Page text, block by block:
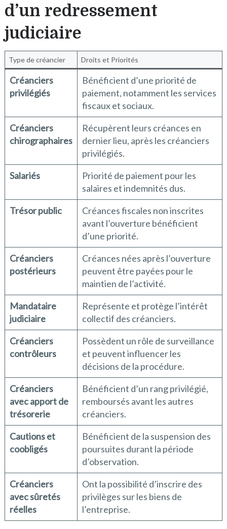
d’un redressement
judiciaire
Type de créancier Droits et Priorités
Créanciers
privilégiés
Bénéficient d’une priorité de
paiement, notamment les services
fiscaux et sociaux.
Créanciers
chirographaires
Récupèrent leurs créances en
dernier lieu, après les créanciers
privilégiés.
Salariés
Priorité de paiement pour les
salaires et indemnités dus.
Trésor public
Créances fiscales non inscrites
avant l’ouverture bénéficient
d’une priorité.
Créanciers
postérieurs
Créances nées après l’ouverture
peuvent être payées pour le
maintien de l’activité.
Mandataire
judiciaire
Représente et protège l’intérêt
collectif des créanciers.
Créanciers
contrôleurs
Possèdent un rôle de surveillance
et peuvent influencer les
décisions de la procédure.
Créanciers
avec apport de
trésorerie
Bénéficient d’un rang privilégié,
remboursés avant les autres
créanciers.
Cautions et
coobligés
Bénéficient de la suspension des
poursuites durant la période
d’observation.
Créanciers
avec sûretés
réelles
Ont la possibilité d’inscrire des
privilèges sur les biens de
l’entreprise.